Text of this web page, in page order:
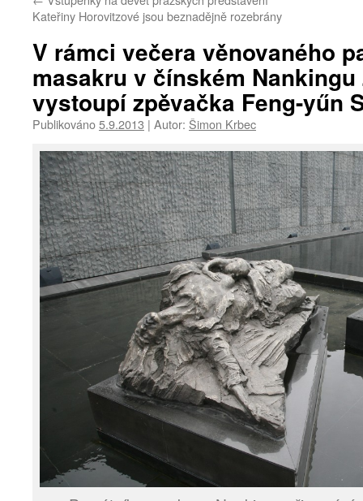
Kateřiny Horovitzové jsou beznadějně rozebrány
V rámci večera věnovaného
masakru v čínském Nankingu
vystoupí zpěvačka Feng-yűn
Publikováno5.9.2013 | Autor: Šimon Krbec